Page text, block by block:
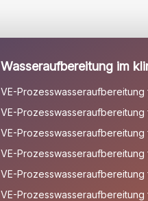
Wasseraufbereitung im
VE-
VE-Prozesswasseraufbereitung
VE-Prozesswasseraufbereitung
VE-Prozesswasseraufbereitung
VE-Prozesswasseraufbereitung
VE-Prozesswasseraufbereitung